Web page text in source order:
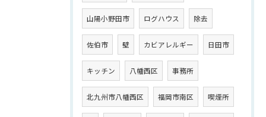
山陽小野田市 ログハウス 除去
佐伯市 壁 カビアレルギー 日田市
キッチン 八幡西区 事務所
北九州市八幡西区 福岡市南区 喫煙所